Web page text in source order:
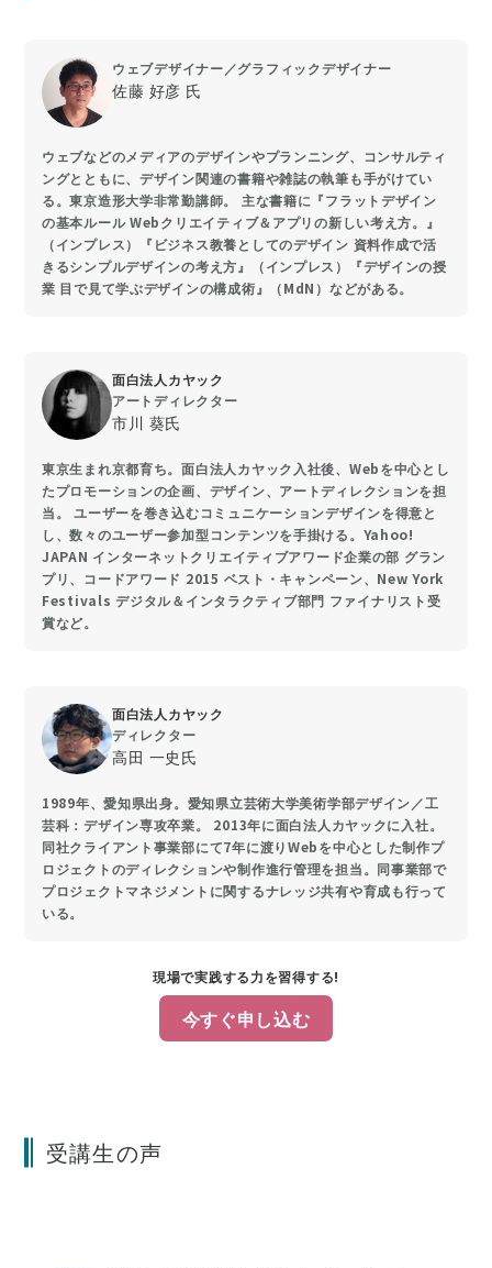
ウェブデザイナー／グラフィックデザイナー
佐藤 好彦 氏
ウェブなどのメディアのデザインやプランニング、コンサルティ
ングとともに、デザイン関連の書籍や雑誌の執筆も手がけてい
る。東京造形大学非常勤講師。 主な書籍に『フラットデザイン
の基本ルール Webクリエイティブ＆アプリの新しい考え方。』
（インプレス）『ビジネス教養としてのデザイン 資料作成で活
きるシンプルデザインの考え方』（インプレス）『デザインの授
業 目で見て学ぶデザインの構成術』（MdN）などがある。
面白法人カヤック
アートディレクター
市川 葵氏
東京生まれ京都育ち。面白法人カヤック入社後、Webを中心とし
たプロモーションの企画、デザイン、アートディレクションを担
当。 ユーザーを巻き込むコミュニケーションデザインを得意と
し、数々のユーザー参加型コンテンツを手掛ける。Yahoo!
JAPAN インターネットクリエイティブアワード企業の部 グラン
プリ、コードアワード 2015 ベスト・キャンペーン、New York
Festivals デジタル＆インタラクティブ部門 ファイナリスト受
賞など。
面白法人カヤック
ディレクター
高田 一史氏
1989年、愛知県出身。愛知県立芸術大学美術学部デザイン／工
芸科：デザイン専攻卒業。 2013年に面白法人カヤックに入社。
同社クライアント事業部にて7年に渡りWebを中心とした制作プ
ロジェクトのディレクションや制作進行管理を担当。同事業部で
プロジェクトマネジメントに関するナレッジ共有や育成も行って
いる。
現場で実践する力を習得する!
今すぐ申し込む
受講生の声